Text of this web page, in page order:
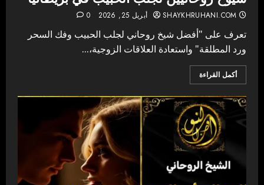
SHAYKHRUHANI.COM أبريل 25, 2026 0
تعرف على "أفضل شيخ روحاني لجلب الحبيب وفك السحر
ورد المطلقة" واستعادة العلاقات الزوجية،...
أكمل القراءة